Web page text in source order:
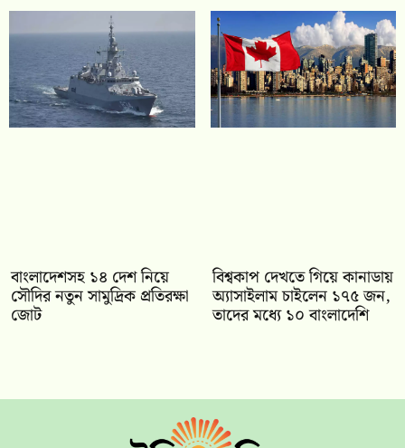
বাংলাদেশসহ ১৪ দেশ নিয়ে
সৌদির নতুন সামুদ্রিক প্রতিরক্ষা
জোট
বিশ্বকাপ দেখতে গিয়ে কানাডায়
অ্যাসাইলাম চাইলেন ১৭৫ জন,
তাদের মধ্যে ১০ বাংলাদেশি